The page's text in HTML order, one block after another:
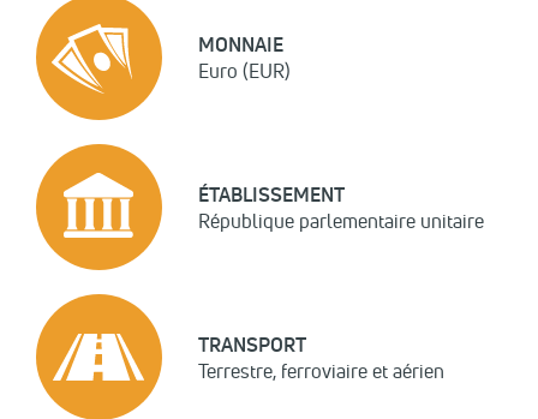
MONNAIE
Euro (EUR)
ÉTABLISSEMENT
République parlementaire unitaire
TRANSPORT
Terrestre, ferroviaire et aérien